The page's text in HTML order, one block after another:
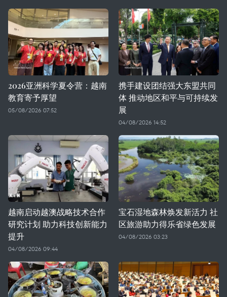
2026亚洲科学夏令营：越南
教育寄予厚望
05/08/2026 07:52
携手建设团结强大东盟共同
体 推动地区和平与可持续发
展
04/08/2026 14:52
越南启动越澳战略技术合作
研究计划 助力科技创新能力
提升
04/08/2026 09:44
宝石湿地森林焕发新活力 社
区旅游助力得乐省绿色发展
04/08/2026 03:23